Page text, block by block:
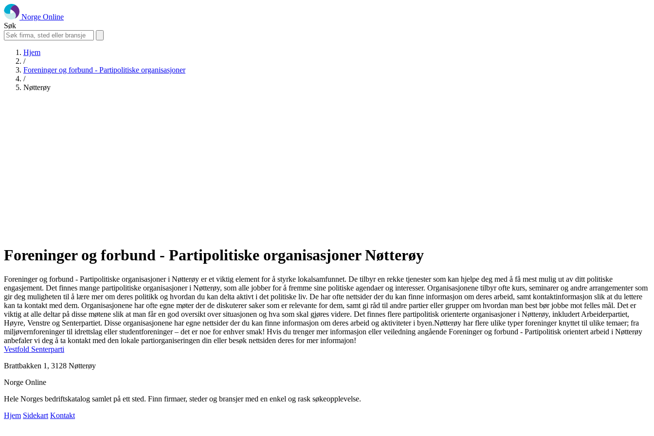
Norge Online
Søk
Hjem
/
Foreninger og forbund - Partipolitiske organisasjoner
/
Nøtterøy
Foreninger og forbund - Partipolitiske organisasjoner Nøtterøy
Foreninger og forbund - Partipolitiske organisasjoner i Nøtterøy er et viktig element for å styrke lokalsamfunnet. De tilbyr en rekke tjenester som kan hjelpe deg med å få mest mulig ut av ditt politiske
engasjement. Det finnes mange partipolitiske organisasjoner i Nøtterøy, som alle jobber for å fremme sine politiske agendaer og interesser. Organisasjonene tilbyr ofte kurs, seminarer og andre arrangementer som
gir deg muligheten til å lære mer om deres politikk og hvordan du kan delta aktivt i det politiske liv. De har ofte nettsider der du kan finne informasjon om deres arbeid, samt kontaktinformasjon slik at du lettere
kan ta kontakt med dem. Organisasjonene har ofte egne møter der de diskuterer saker som er relevante for dem, samt gi råd til andre partier eller grupper om hvordan man best bør jobbe mot felles mål. Det er
viktig at alle deltar på disse møtene slik at man får en god oversikt over situasjonen og hva som skal gjøres videre. Det finnes flere partipolitisk orienterte organisasjoner i Nøtterøy, inkludert Arbeiderpartiet,
Høyre, Venstre og Senterpartiet. Disse organisasjonene har egne nettsider der du kan finne informasjon om deres arbeid og aktiviteter i byen.Nøtterøy har flere ulike typer foreninger knyttet til ulike temaer; fra
miljøvernforeninger til idrettslag eller studentforeninger – det er noe for enhver smak! Hvis du trenger mer informasjon eller veiledning angående Foreninger og forbund - Partipolitisk orientert arbeid i Nøtterøy
anbefaler vi deg å ta kontakt med den lokale partiorganiseringen din eller besøk nettsiden deres for mer informajon!
Vestfold Senterparti
Brattbakken 1, 3128 Nøtterøy
Norge Online
Hele Norges bedriftskatalog samlet på ett sted. Finn firmaer, steder og bransjer med en enkel og rask søkeopplevelse.
Hjem Sidekart Kontakt